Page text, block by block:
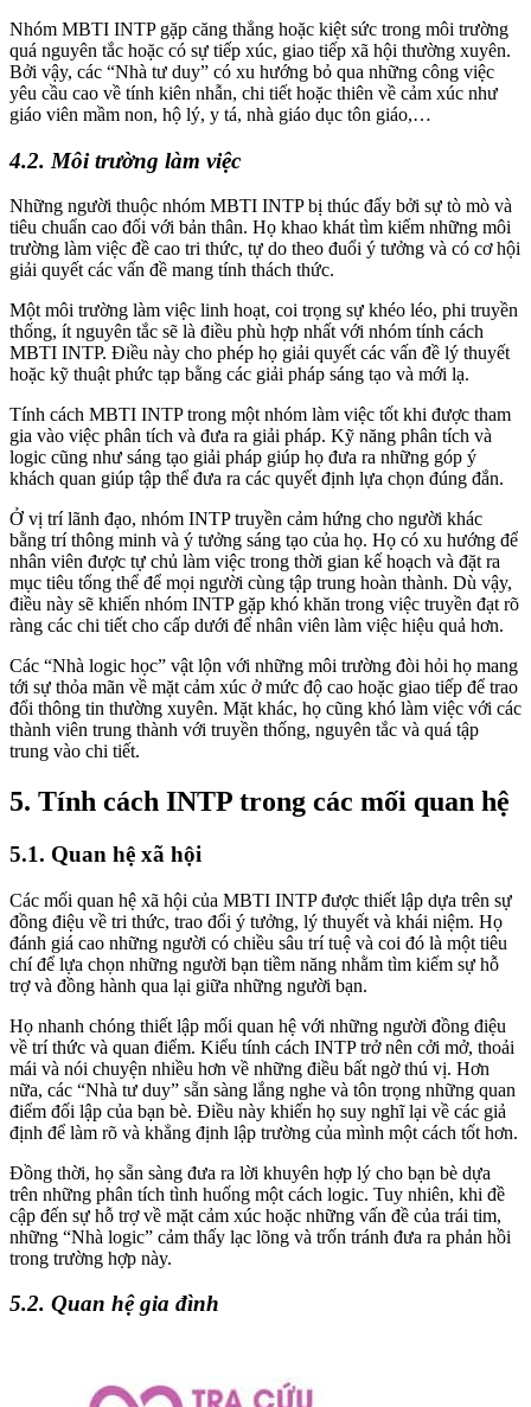
Nhóm MBTI INTP gặp căng thẳng hoặc kiệt sức trong môi trường
quá nguyên tắc hoặc có sự tiếp xúc, giao tiếp xã hội thường xuyên.
Bởi vậy, các “Nhà tư duy” có xu hướng bỏ qua những công việc
yêu cầu cao về tính kiên nhẫn, chi tiết hoặc thiên về cảm xúc như
giáo viên mầm non, hộ lý, y tá, nhà giáo dục tôn giáo,…
4.2. Môi trường làm việc
Những người thuộc nhóm MBTI INTP bị thúc đẩy bởi sự tò mò và
tiêu chuẩn cao đối với bản thân. Họ khao khát tìm kiếm những môi
trường làm việc đề cao tri thức, tự do theo đuổi ý tưởng và có cơ hội
giải quyết các vấn đề mang tính thách thức.
Một môi trường làm việc linh hoạt, coi trọng sự khéo léo, phi truyền
thống, ít nguyên tắc sẽ là điều phù hợp nhất với nhóm tính cách
MBTI INTP. Điều này cho phép họ giải quyết các vấn đề lý thuyết
hoặc kỹ thuật phức tạp bằng các giải pháp sáng tạo và mới lạ.
Tính cách MBTI INTP trong một nhóm làm việc tốt khi được tham
gia vào việc phân tích và đưa ra giải pháp. Kỹ năng phân tích và
logic cũng như sáng tạo giải pháp giúp họ đưa ra những góp ý
khách quan giúp tập thể đưa ra các quyết định lựa chọn đúng đắn.
Ở vị trí lãnh đạo, nhóm INTP truyền cảm hứng cho người khác
bằng trí thông minh và ý tưởng sáng tạo của họ. Họ có xu hướng để
nhân viên được tự chủ làm việc trong thời gian kế hoạch và đặt ra
mục tiêu tổng thể để mọi người cùng tập trung hoàn thành. Dù vậy,
điều này sẽ khiến nhóm INTP gặp khó khăn trong việc truyền đạt rõ
ràng các chi tiết cho cấp dưới để nhân viên làm việc hiệu quả hơn.
Các “Nhà logic học” vật lộn với những môi trường đòi hỏi họ mang
tới sự thỏa mãn về mặt cảm xúc ở mức độ cao hoặc giao tiếp để trao
đổi thông tin thường xuyên. Mặt khác, họ cũng khó làm việc với các
thành viên trung thành với truyền thống, nguyên tắc và quá tập
trung vào chi tiết.
5. Tính cách INTP trong các mối quan hệ
5.1. Quan hệ xã hội
Các mối quan hệ xã hội của MBTI INTP được thiết lập dựa trên sự
đồng điệu về tri thức, trao đổi ý tưởng, lý thuyết và khái niệm. Họ
đánh giá cao những người có chiều sâu trí tuệ và coi đó là một tiêu
chí để lựa chọn những người bạn tiềm năng nhằm tìm kiếm sự hỗ
trợ và đồng hành qua lại giữa những người bạn.
Họ nhanh chóng thiết lập mối quan hệ với những người đồng điệu
về trí thức và quan điểm. Kiểu tính cách INTP trở nên cởi mở, thoải
mái và nói chuyện nhiều hơn về những điều bất ngờ thú vị. Hơn
nữa, các “Nhà tư duy” sẵn sàng lắng nghe và tôn trọng những quan
điểm đối lập của bạn bè. Điều này khiến họ suy nghĩ lại về các giả
định để làm rõ và khẳng định lập trường của mình một cách tốt hơn.
Đồng thời, họ sẵn sàng đưa ra lời khuyên hợp lý cho bạn bè dựa
trên những phân tích tình huống một cách logic. Tuy nhiên, khi đề
cập đến sự hỗ trợ về mặt cảm xúc hoặc những vấn đề của trái tim,
những “Nhà logic” cảm thấy lạc lõng và trốn tránh đưa ra phản hồi
trong trường hợp này.
5.2. Quan hệ gia đình